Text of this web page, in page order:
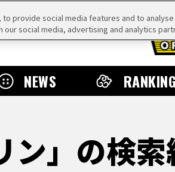
NEWS RANKING
ン」の検
provide social media features and to
social media, advertising and analytics